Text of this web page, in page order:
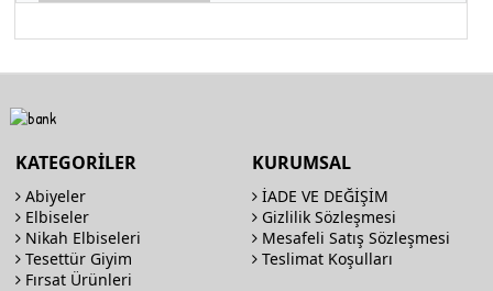
KATEGORİLER
Abiyeler
Elbiseler
Nikah Elbiseleri
Tesettür Giyim
Fırsat Ürünleri
KURUMSAL
İADE VE DEĞİŞİM
Gizlilik Sözleşmesi
Mesafeli Satış Sözleşmesi
Teslimat Koşulları